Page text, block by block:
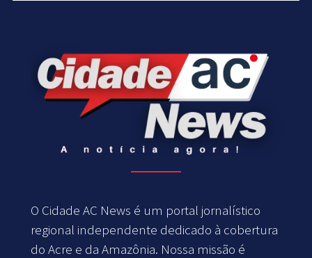
O Cidade AC News é um portal jornalístico
regional independente dedicado à cobertura
do Acre e da Amazônia. Nossa missão é